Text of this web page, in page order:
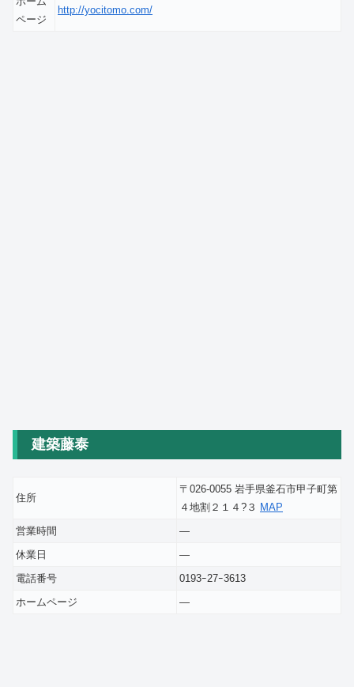
ページ
http://yocitomo.com/
建築藤泰
住所
〒026-0055 岩手県釜石市甲子町第
４地割２１４?３ MAP
営業時間
―
休業日
―
電話番号
0193ｰ27ｰ3613
ホームページ
―